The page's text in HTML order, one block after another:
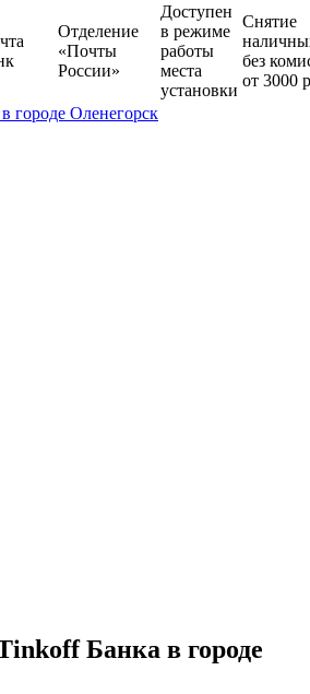
Отделение
«Почты
России»
Доступен
в режиме
работы
места
установки
Снятие
без
от 3000
городе Оленегорск
Банка в городе